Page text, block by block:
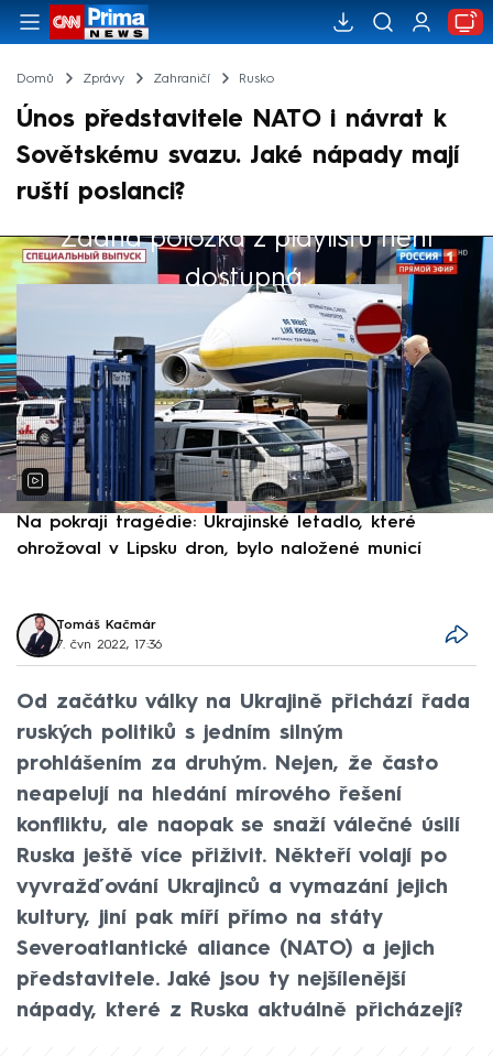
Domů Zprávy Zahraničí Rusko
Únos představitele NATO i návrat k
Sovětskému svazu. Jaké nápady mají
ruští poslanci?
Žádná položka z playlistu není
dostupná.
Výběr redakce
Na pokraji tragédie: Ukrajinské letadlo, které
ohrožoval v Lipsku dron, bylo naložené municí
Tomáš Kačmár
7. čvn 2022, 17:36
Od začátku války na Ukrajině přichází řada
ruských politiků s jedním silným
prohlášením za druhým. Nejen, že často
neapelují na hledání mírového řešení
konfliktu, ale naopak se snaží válečné úsilí
Ruska ještě více přiživit. Někteří volají po
vyvražďování Ukrajinců a vymazání jejich
kultury, jiní pak míří přímo na státy
Severoatlantické aliance (NATO) a jejich
představitele. Jaké jsou ty nejšílenější
nápady, které z Ruska aktuálně přicházejí?